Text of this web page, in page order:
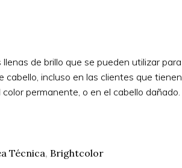
de brillo que se pueden utilizar para
cabello, incluso en las clientes que tienen
permanente, o en el cabello dañado.
Técnica, Brightcolor